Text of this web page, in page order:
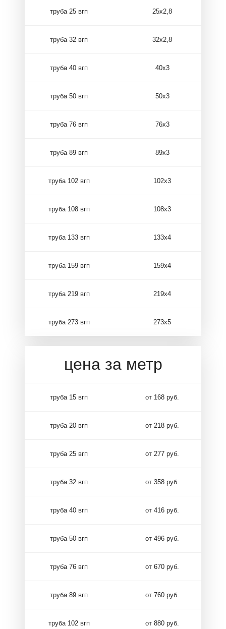
труба 25 вгп 25х2,8
труба 32 вгп 32х2,8
труба 40 вгп 40х3
труба 50 вгп 50х3
труба 76 вгп 76х3
труба 89 вгп 89х3
труба 102 вгп 102х3
труба 108 вгп 108х3
труба 133 вгп 133х4
труба 159 вгп 159х4
труба 219 вгп 219х4
труба 273 вгп 273х5
цена за метр
труба 15 вгп от 168 руб.
труба 20 вгп от 218 руб.
труба 25 вгп от 277 руб.
труба 32 вгп от 358 руб.
труба 40 вгп от 416 руб.
труба 50 вгп от 496 руб.
труба 76 вгп от 670 руб.
труба 89 вгп от 760 руб.
труба 102 вгп от 880 руб.